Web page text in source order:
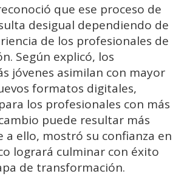
que ese proceso de
desigual dependiendo de
de los profesionales de
Según explicó, los
jóvenes asimilan con mayor
formatos digitales,
los profesionales con más
puede resultar más
a ello, mostró su confianza en
logrará culminar con éxito
de transformación.